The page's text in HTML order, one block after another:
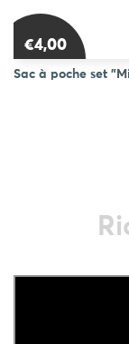
€4,00
Sac à poche set